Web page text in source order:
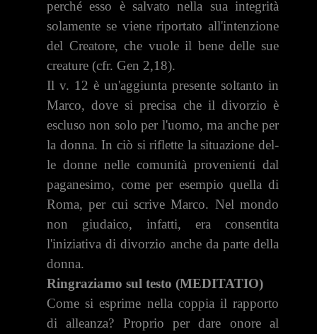
perché esso è salvato nella sua integrità
solamente se viene riportato all'intenzione
del Creatore, che vuole il bene ­delle sue
creature (cfr. Gen 2,18).
Il v. 12 è un'aggiunta presente soltanto in
Marco, dove si precisa che il divorzio è
escluso non solo per l'uomo, ma anche per
la donna. In ciò si riflette la situazione del­
le donne nelle comunità provenienti dal
paganesimo, co­me per esempio quella di
Roma, per cui scrive Marco. Nel mondo
non giudaico, infatti, era consentita
l'iniziativa di divorzio anche da parte della
donna.
Ringraziamo sul testo (MEDITATIO)
Come si esprime nella coppia il rapporto
di alleanza? Proprio per dare onore al